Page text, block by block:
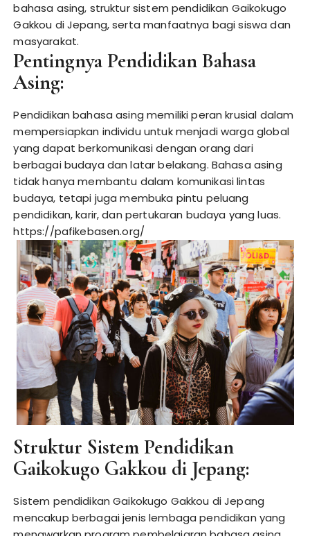
bahasa asing, struktur sistem pendidikan Gaikokugo
Gakkou di Jepang, serta manfaatnya bagi siswa dan
masyarakat.
Pentingnya Pendidikan Bahasa
Asing:
Pendidikan bahasa asing memiliki peran krusial dalam
mempersiapkan individu untuk menjadi warga global
yang dapat berkomunikasi dengan orang dari
berbagai budaya dan latar belakang. Bahasa asing
tidak hanya membantu dalam komunikasi lintas
budaya, tetapi juga membuka pintu peluang
pendidikan, karir, dan pertukaran budaya yang luas.
https://pafikebasen.org/
Struktur Sistem Pendidikan
Gaikokugo Gakkou di Jepang:
Sistem pendidikan Gaikokugo Gakkou di Jepang
mencakup berbagai jenis lembaga pendidikan yang